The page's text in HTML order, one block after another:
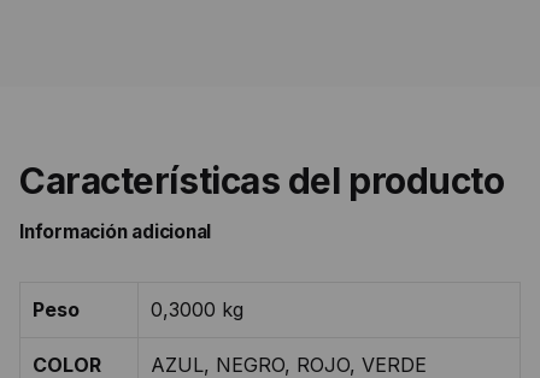
Características del producto
Información adicional
Peso 0,3000 kg
COLOR AZUL, NEGRO, ROJO, VERDE